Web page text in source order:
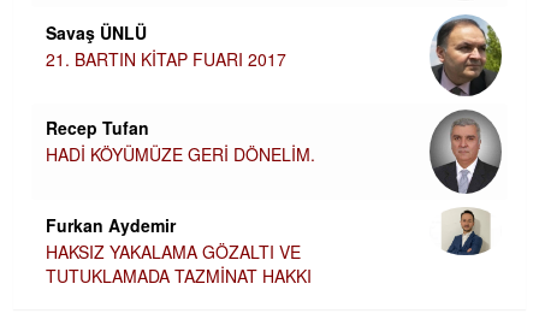
Savaş ÜNLÜ
21. BARTIN KİTAP FUARI 2017
Recep Tufan
HADİ KÖYÜMÜZE GERİ DÖNELİM.
Furkan Aydemir
HAKSIZ YAKALAMA GÖZALTI VE
TUTUKLAMADA TAZMİNAT HAKKI